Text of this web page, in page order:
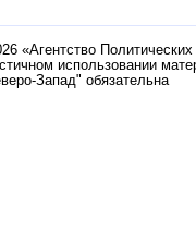
«Агентство
использовании
Запад" обязательна